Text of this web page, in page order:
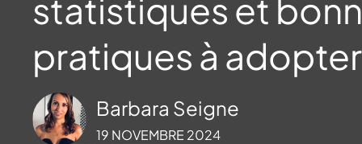
statistiques et
pratiques à adopter
Barbara Seigne
19 NOVEMBRE 2024